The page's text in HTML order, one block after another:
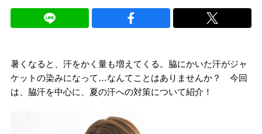
暑くなると、汗をかく量も増えてくる。脇にかいた汗がジャ
ケットの染みになって…なんてことはありませんか？ 今回
は、脇汗を中心に、夏の汗への対策について紹介！